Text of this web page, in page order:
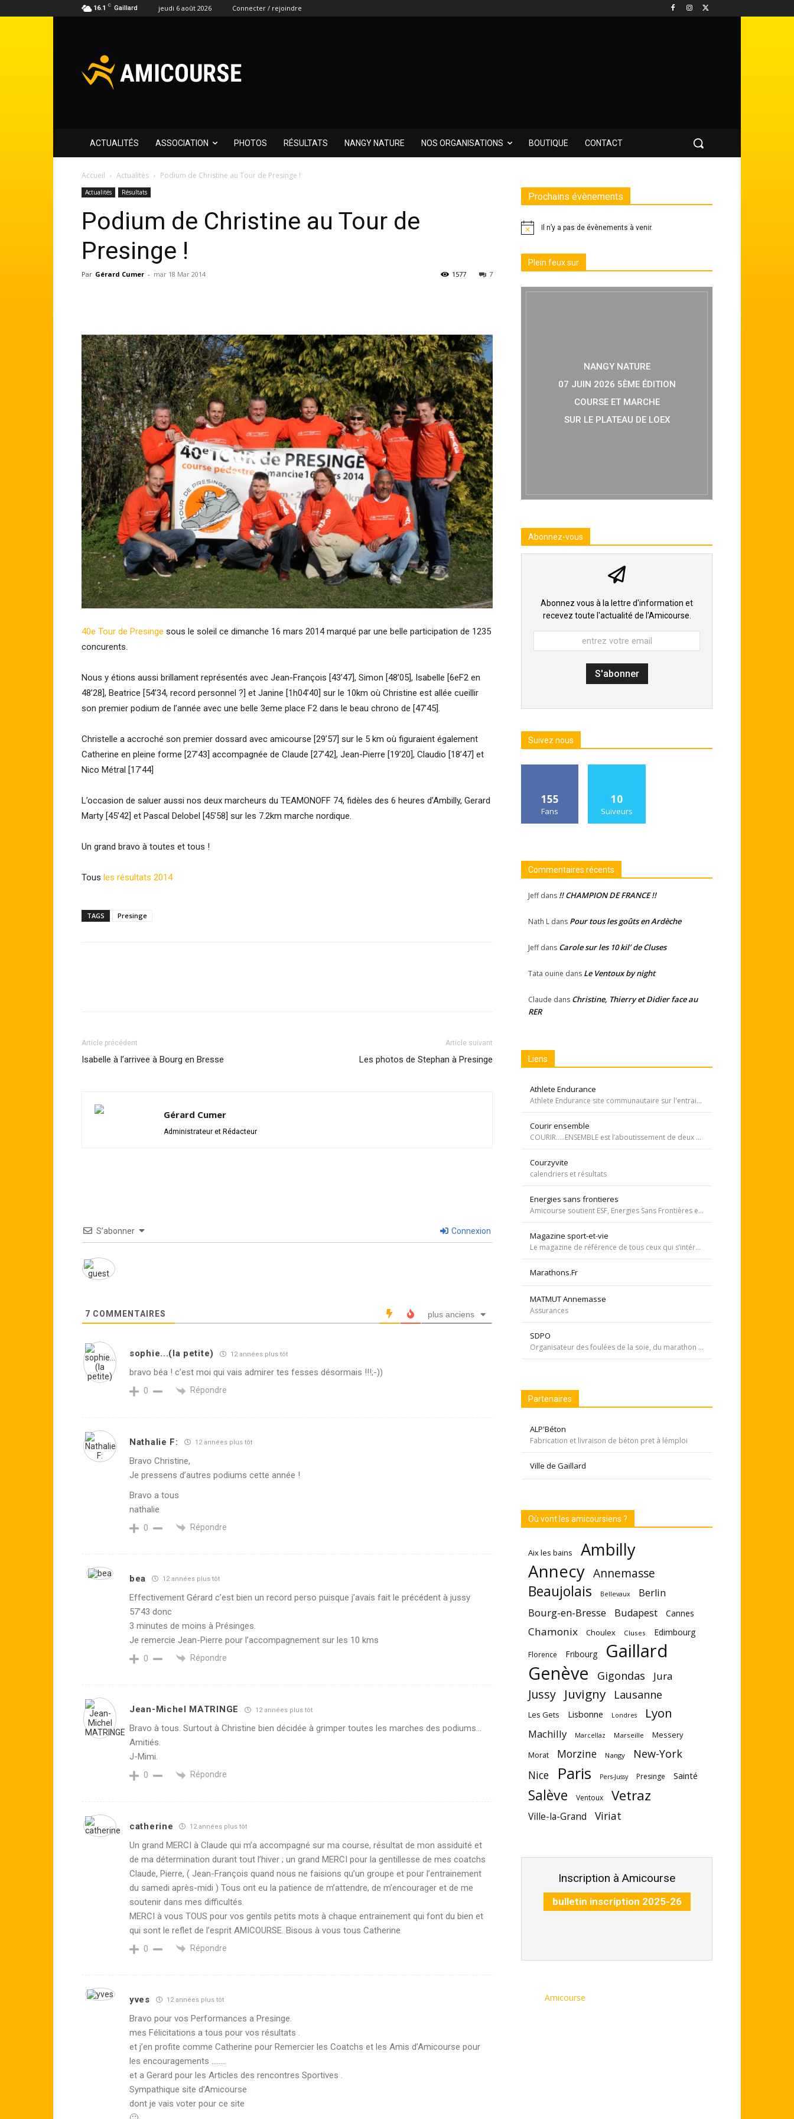
16.1 C Gaillard jeudi 6 août 2026 Connecter / rejoindre
ACTUALITÉS ASSOCIATION PHOTOS RÉSULTATS NANGY NATURE NOS ORGANISATIONS BOUTIQUE CONTACT
Accueil Actualités Podium de Christine au Tour de Presinge !
Actualités Résultats
Podium de Christine au Tour de
Presinge !
Par Gérard Cumer - mar 18 Mar 2014 7
1577
40e Tour de Presinge sous le soleil ce dimanche 16 mars 2014 marqué par une belle participation de 1235
concurents.
Nous y étions aussi brillament représentés avec Jean-François [43’47], Simon [48’05], Isabelle [6eF2 en
48’28], Beatrice [54’34, record personnel ?] et Janine [1h04’40] sur le 10km où Christine est allée cueillir
son premier podium de l’année avec une belle 3eme place F2 dans le beau chrono de [47’45].
Christelle a accroché son premier dossard avec amicourse [29’57] sur le 5 km où figuraient également
Catherine en pleine forme [27’43] accompagnée de Claude [27’42], Jean-Pierre [19’20], Claudio [18’47] et
Nico Métral [17’44]
L’occasion de saluer aussi nos deux marcheurs du TEAMONOFF 74, fidèles des 6 heures d’Ambilly, Gerard
Marty [45’42] et Pascal Delobel [45’58] sur les 7.2km marche nordique.
Un grand bravo à toutes et tous !
Tous les résultats 2014
TAGS Presinge
Article précédent
Isabelle à l’arrivee à Bourg en Bresse
Article suivant
Les photos de Stephan à Presinge
Gérard Cumer
Administrateur et Rédacteur
S’abonner Connexion
7 COMMENTAIRES plus anciens
sophie...(la petite) 12 années plus tôt
bravo béa ! c’est moi qui vais admirer tes fesses désormais !!!;-))
0 Répondre
Nathalie F: 12 années plus tôt
Bravo Christine,
Je pressens d’autres podiums cette année !
Bravo a tous
nathalie
0 Répondre
bea 12 années plus tôt
Effectivement Gérard c’est bien un record perso puisque j’avais fait le précédent à jussy
57’43 donc
3 minutes de moins à Présinges.
Je remercie Jean-Pierre pour l’accompagnement sur les 10 kms
0 Répondre
Jean-Michel MATRINGE 12 années plus tôt
Bravo à tous. Surtout à Christine bien décidée à grimper toutes les marches des podiums…
Amitiés.
J-Mimi.
0 Répondre
catherine 12 années plus tôt
Un grand MERCI à Claude qui m’a accompagné sur ma course, résultat de mon assiduité et
de ma détermination durant tout l’hiver ; un grand MERCI pour la gentillesse de mes coatchs
Claude, Pierre, ( Jean-François quand nous ne faisions qu’un groupe et pour l’entrainement
du samedi après-midi ) Tous ont eu la patience de m’attendre, de m’encourager et de me
soutenir dans mes difficultés.
MERCI à vous TOUS pour vos gentils petits mots à chaque entrainement qui font du bien et
qui sont le reflet de l’esprit AMICOURSE. Bisous à vous tous Catherine
0 Répondre
yves 12 années plus tôt
Bravo pour vos Performances a Presinge.
mes Félicitations a tous pour vos résultats .
et j’en profite comme Catherine pour Remercier les Coatchs et les Amis d’Amicourse pour
les encouragements ……..
et a Gerard pour les Articles des rencontres Sportives .
Sympathique site d’Amicourse
dont je vais voter pour ce site
Prochains évènements
Il n’y a pas de évènements à venir.
Plein feux sur
NANGY NATURE
07 JUIN 2026 5ÈME ÉDITION
COURSE ET MARCHE
SUR LE PLATEAU DE LOEX
Abonnez-vous
Abonnez vous à la lettre d'information et
recevez toute l'actualité de l'Amicourse.
Suivez nous
155
Fans
10
Suiveurs
Commentaires récents
Jeffdans !! CHAMPION DE FRANCE !!
Nath L dans Pour tous les goûts en Ardèche
Jeffdans Carole sur les 10 kil’ de Cluses
Tata ouine dans Le Ventoux by night
Claude dans Christine, Thierry et Didier face au
RER
Liens
Athlete Endurance
Athlete Endurance site communautaire sur l'entrainement en course à pied
Courir ensemble
COURIR…..ENSEMBLE est l’aboutissement de deux rêves. Celui de Tiffany qui, malgré une tumeur à la jambe voulait participer à la course de l’Escalade et celui de Carole, animatrice bénévole de l’atelier de bricolage du service d’oncopédiatrie de l’Hôpital
Courzyvite
calendriers et résultats
Energies sans frontieres
Amicourse soutient ESF, Energies Sans Frontières est une association ayant pour objet l'aide au développement des pays les plus pauvres en favorisant l'accès à l'eau et à l'électricité
Magazine sport-et-vie
Le magazine de référence de tous ceux qui s’intéressent aux questions d’entraînement, de nutrition, de dopage, de physiologie, de psychologie et de médecine du sport.
Marathons.Fr
MATMUT Annemasse
Assurances
SDPO
Organisateur des foulées de la soie, du marathon de Pékin... Si courir était notre seul but, nous passerions à côté de moments inoubliables ». Depuis 1996 SDPOrganisation, spécialiste de la course aventure à vocation sportive et culturelle
Partenaires
ALP'Béton
Fabrication et livraison de béton pret à lémploi
Ville de Gaillard
Où vont les amicoursiens ?
Aix les bains Ambilly
Annecy Annemasse
Beaujolais Bellevaux Berlin
Bourg-en-Bresse Budapest Cannes
Chamonix Choulex Cluses Edimbourg
Florence Fribourg Gaillard
Genève Gigondas Jura
Jussy Juvigny Lausanne
Les Gets Lisbonne Londres Lyon
Machilly Marcellaz Marseille
Messery
Morat
Morzine Nangy
New-York
Nice
Paris Pers-Jussy Presinge Sainté
Salève Ventoux Vetraz
Ville-la-Grand Viriat
Inscription à Amicourse
bulletin inscription 2025-26
Amicourse